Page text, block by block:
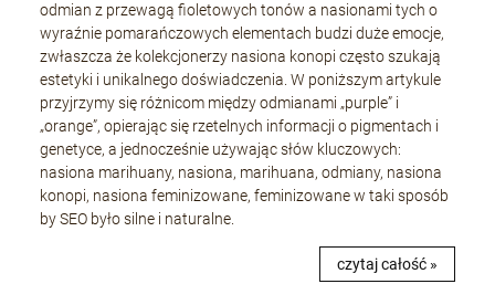
odmian z przewagą fioletowych tonów a nasionami tych o
wyraźnie pomarańczowych elementach budzi duże emocje,
zwłaszcza że kolekcjonerzy nasiona konopi często szukają
estetyki i unikalnego doświadczenia. W poniższym artykule
przyjrzymy się różnicom między odmianami „purple” i
„orange”, opierając się rzetelnych informacji o pigmentach i
genetyce, a jednocześnie używając słów kluczowych:
nasiona marihuany, nasiona, marihuana, odmiany, nasiona
konopi, nasiona feminizowane, feminizowane w taki sposób
by SEO było silne i naturalne.
czytaj całość »